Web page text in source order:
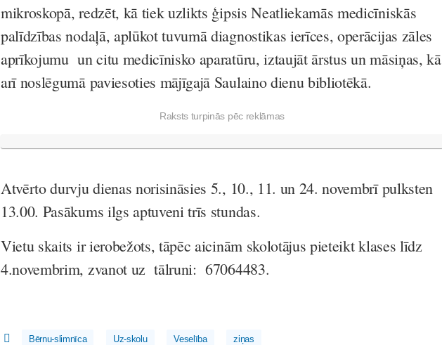
mikroskopā, redzēt, kā tiek uzlikts ģipsis Neatliekamās medicīniskās
palīdzības nodaļā, aplūkot tuvumā diagnostikas ierīces, operācijas zāles
aprīkojumu un citu medicīnisko aparatūru, iztaujāt ārstus un māsiņas, kā
arī noslēgumā paviesoties mājīgajā Saulaino dienu bibliotēkā.
Raksts turpinās pēc reklāmas
Atvērto durvju dienas norisināsies 5., 10., 11. un 24. novembrī pulksten
13.00. Pasākums ilgs aptuveni trīs stundas.
Vietu skaits ir ierobežots, tāpēc aicinām skolotājus pieteikt klases līdz
4.novembrim, zvanot uz tālruni: 67064483.
Bērnu-slimnīca Uz-skolu Veselība ziņas